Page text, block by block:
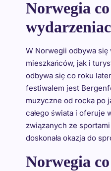
Norwegia
W Norwegii odbywa
mieszkańców, jak i
odbywa się co roku
festiwalem jest
muzyczne od rocka po
całego świata i oferuje
związanych ze
doskonała okazja do
Norwegia